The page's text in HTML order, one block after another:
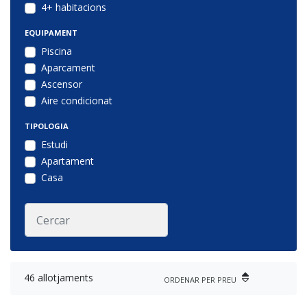
4+ habitacions
EQUIPAMENT
Piscina
Aparcament
Ascensor
Aire condicionat
TIPOLOGIA
Estudi
Apartament
Casa
46 allotjaments ORDENAR PER PREU